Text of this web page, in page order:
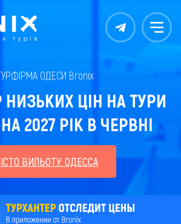
Контакты Меню
ОДЕСИ Bronix
ЦІН НА ТУРИ
2027 РІК В ЧЕРВНІ
ВИЛЬОТУ: ОДЕССА